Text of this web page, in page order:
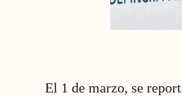
El 1 de marzo, se